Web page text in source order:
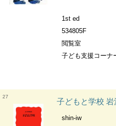
1st ed
534805F
閲覧室
子ども支援コーナ
27
子どもと学校
shin-iw